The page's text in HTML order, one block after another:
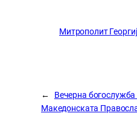
Митрополит Георгиј
←
Вечерна
Македонската